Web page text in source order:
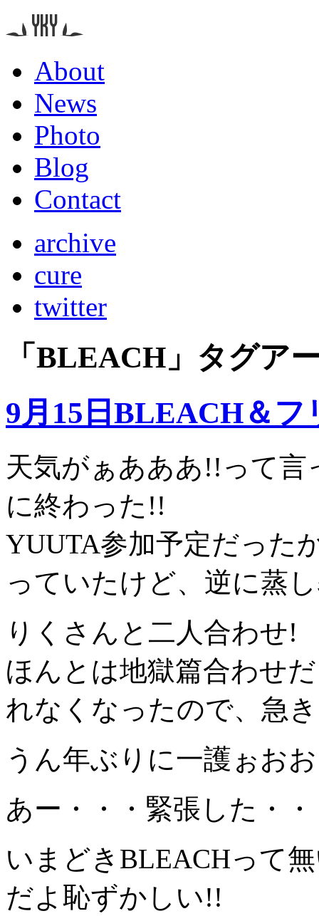
About
News
Photo
Blog
Contact
archive
cure
twitter
「 BLEACH 」タグア
9月15日BLEACH＆フ
天気がぁあああ!!って
に終わった!!
YUUTA参加予定だった
っていたけど、逆に蒸
りくさんと二人合わせ!
ほんとは地獄篇合わせ
れなくなったので、急
うん年ぶりに一護ぉお
あー・・・緊張した・
いまどきBLEACHって
だよ恥ずかしい!!